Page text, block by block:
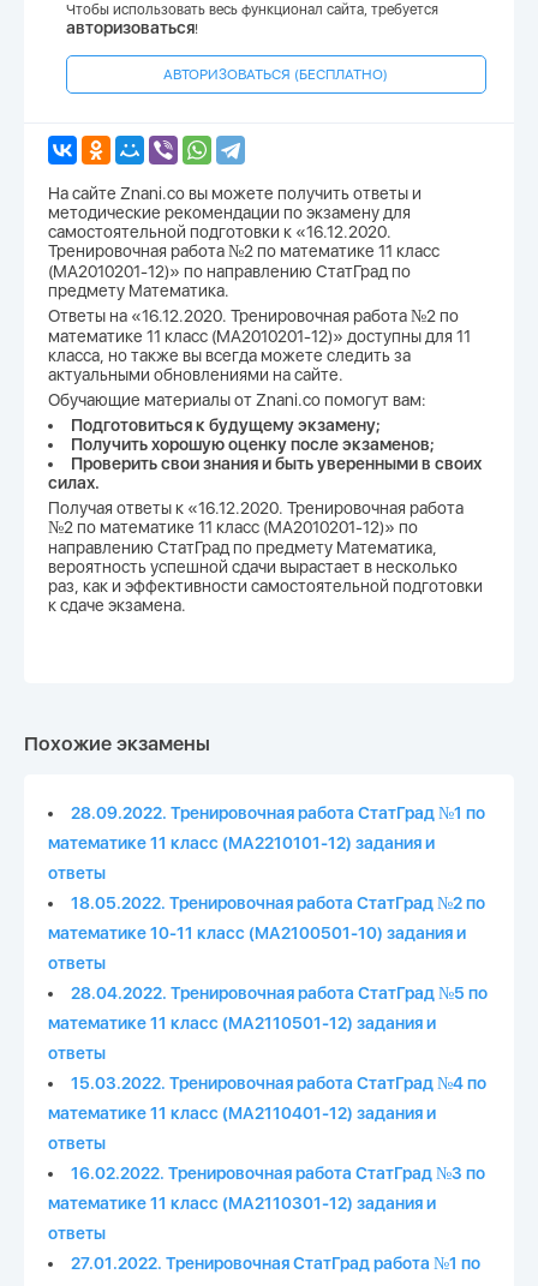
Чтобы использовать весь функционал сайта, требуется
авторизоваться!
АВТОРИЗОВАТЬСЯ (БЕСПЛАТНО)
На сайте Znani.co вы можете получить ответы и
методические рекомендации по экзамену для
самостоятельной подготовки к «16.12.2020.
Тренировочная работа №2 по математике 11 класс
(МА2010201-12)» по направлению СтатГрад по
предмету Математика.
Ответы на «16.12.2020. Тренировочная работа №2 по
математике 11 класс (МА2010201-12)» доступны для 11
класса, но также вы всегда можете следить за
актуальными обновлениями на сайте.
Обучающие материалы от Znani.co помогут вам:
Подготовиться к будущему экзамену;
Получить хорошую оценку после экзаменов;
Проверить свои знания и быть уверенными в своих
силах.
Получая ответы к «16.12.2020. Тренировочная работа
№2 по математике 11 класс (МА2010201-12)» по
направлению СтатГрад по предмету Математика,
вероятность успешной сдачи вырастает в несколько
раз, как и эффективности самостоятельной подготовки
к сдаче экзамена.
Похожие экзамены
28.09.2022. Тренировочная работа СтатГрад №1 по
математике 11 класс (МА2210101-12) задания и
ответы
18.05.2022. Тренировочная работа СтатГрад №2 по
математике 10-11 класс (МА2100501-10) задания и
ответы
28.04.2022. Тренировочная работа СтатГрад №5 по
математике 11 класс (МА2110501-12) задания и
ответы
15.03.2022. Тренировочная работа СтатГрад №4 по
математике 11 класс (МА2110401-12) задания и
ответы
16.02.2022. Тренировочная работа СтатГрад №3 по
математике 11 класс (МА2110301-12) задания и
ответы
27.01.2022. Тренировочная СтатГрад работа №1 по